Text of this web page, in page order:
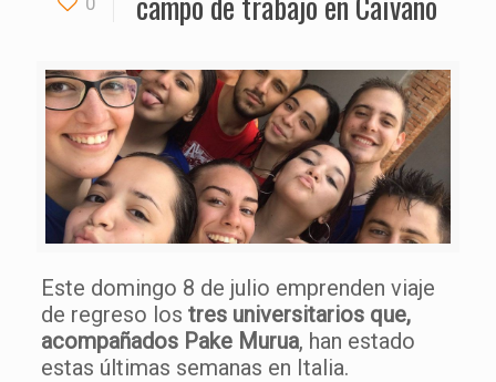
Este domingo 8 de julio emprenden viaje
de regreso los tres universitarios que,
acompañados Pake Murua, han estado
estas últimas semanas en Italia.